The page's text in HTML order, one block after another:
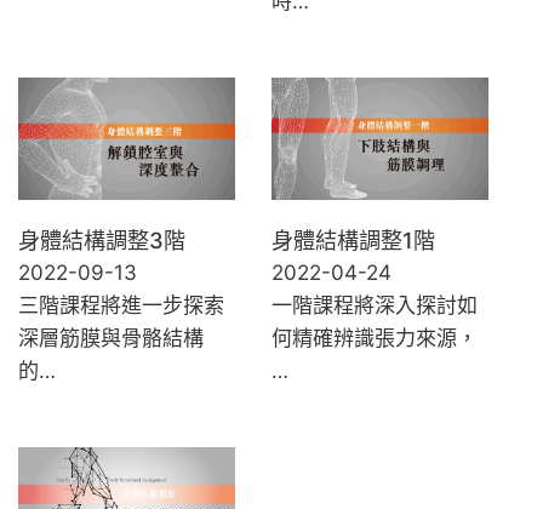
身體結構調整3階
2022-09-13
三階課程將進一步探索
深層筋膜與骨骼結構
的…
身體結構調整1階
2022-04-24
一階課程將深入探討如
何精確辨識張力來源，
…